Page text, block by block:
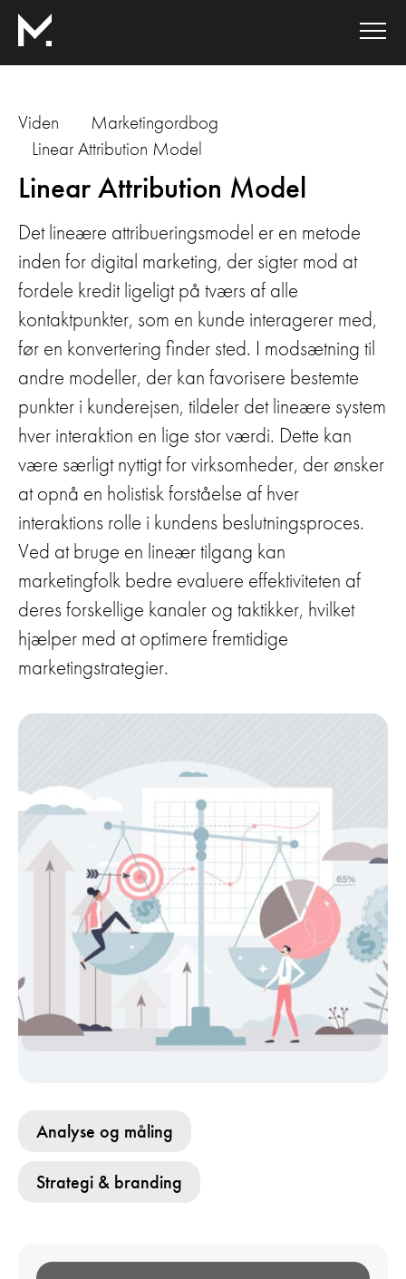
Viden
Marketingordbog
Linear Attribution Model
Linear Attribution Model
Det lineære attribueringsmodel er en metode
inden for digital marketing, der sigter mod at
fordele kredit ligeligt på tværs af alle
kontaktpunkter, som en kunde interagerer med,
før en konvertering finder sted. I modsætning til
andre modeller, der kan favorisere bestemte
punkter i kunderejsen, tildeler det lineære system
hver interaktion en lige stor værdi. Dette kan
være særligt nyttigt for virksomheder, der ønsker
at opnå en holistisk forståelse af hver
interaktions rolle i kundens beslutningsproces.
Ved at bruge en lineær tilgang kan
marketingfolk bedre evaluere effektiviteten af
deres forskellige kanaler og taktikker, hvilket
hjælper med at optimere fremtidige
marketingstrategier.
Analyse og måling
Strategi & branding